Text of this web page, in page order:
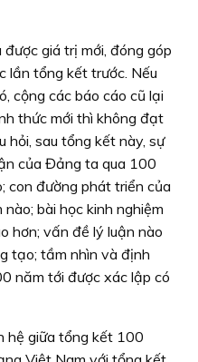
giá trị mới, đóng góp
lần tổng kết trước. Nếu
cộng các báo cáo cũ lại
thức mới thì không đạt
hỏi, sau tổng kết này, sự
của Đảng ta qua 100
con đường phát triển của
bài học kinh nghiệm
hơn; vấn đề lý luận nào
tạo; tầm nhìn và định
năm tới được xác lập có
hệ giữa tổng kết 100